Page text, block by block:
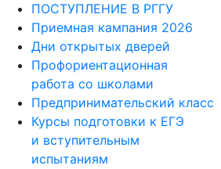
ПОСТУПЛЕНИЕ В РГГУ
Приемная кампания 2026
Дни открытых дверей
Профориентационная
работа со школами
Предпринимательский класс
Курсы подготовки к ЕГЭ
и вступительным
испытаниям